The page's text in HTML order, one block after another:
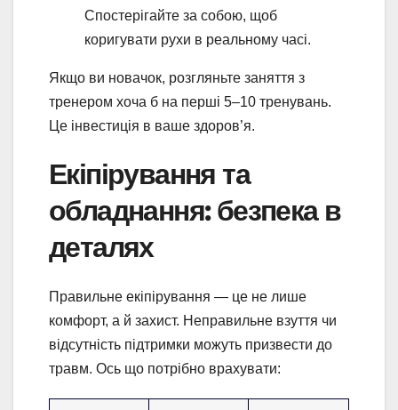
Спостерігайте за собою, щоб
коригувати рухи в реальному часі.
Якщо ви новачок, розгляньте заняття з
тренером хоча б на перші 5–10 тренувань.
Це інвестиція в ваше здоров’я.
Екіпірування та
обладнання: безпека в
деталях
Правильне екіпірування — це не лише
комфорт, а й захист. Неправильне взуття чи
відсутність підтримки можуть призвести до
травм. Ось що потрібно врахувати: